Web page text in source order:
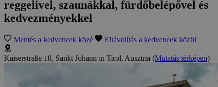
reggelivel, szaunákkal, fürdőbelépővel és
kedvezményekkel
Mentés a kedvencek közé Eltávolítás a kedvencek közül
Kaiserstraße 18, Sankt Johann in Tirol, Ausztria (Mutatás térképen)